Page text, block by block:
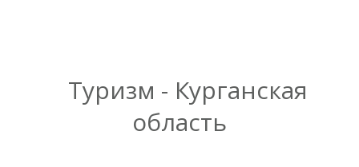
Туризм - Курганская
область